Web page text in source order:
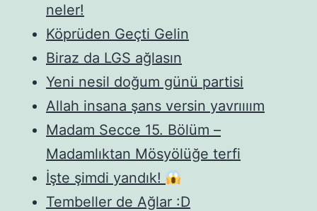
neler!
Köprüden Geçti Gelin
Biraz da LGS ağlasın
Yeni nesil doğum günü partisi
Allah insana şans versin yavrıııım
Madam Secce 15. Bölüm –
Madamlıktan Mösyölüğe terfi
İşte şimdi yandık!
Tembeller de Ağlar :D